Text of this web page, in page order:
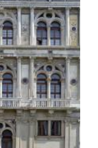
invito delle
e per
di Richard
Bayreuth
assieme ai
Fondazione
Cini,
Veneto,